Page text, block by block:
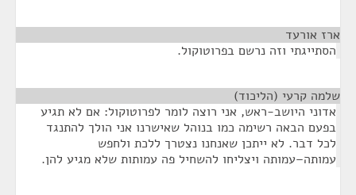
ארז אורעד
הסתייגתי וזה נרשם בפרוטוקול.
שלמה קרעי (הליכוד)
אדוני היושב-ראש, אני רוצה לומר לפרוטוקול: אם לא תגיע
בפעם הבאה רשימה כמו בנוהל שאישרנו אני הולך להתנגד
לכל דבר. לא ייתכן שאנחנו נצטרך ללכת ולחפש
עמותה–עמותה ויצליחו להשחיל פה עמותות שלא מגיע להן.